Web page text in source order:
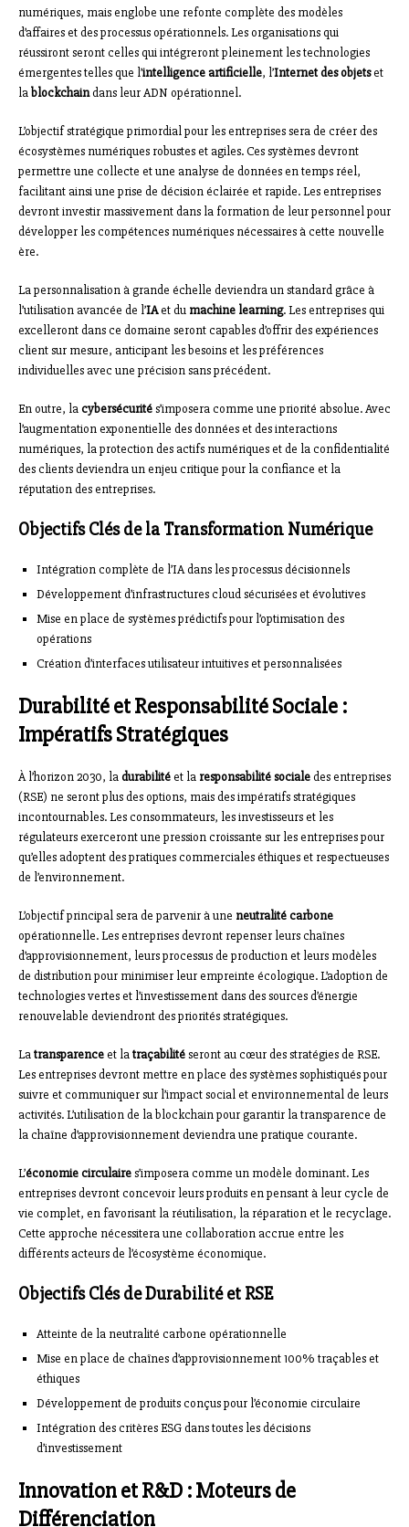
numériques, mais englobe une refonte complète des modèles
d’affaires et des processus opérationnels. Les organisations qui
réussiront seront celles qui intégreront pleinement les technologies
émergentes telles que l’intelligence artificielle, l’Internet des objetset
lablockchaindans leur ADN opérationnel.
L’objectif stratégique primordial pour les entreprises sera de créer des
écosystèmes numériques robustes et agiles. Ces systèmes devront
permettre une collecte et une analyse de données en temps réel,
facilitant ainsi une prise de décision éclairée et rapide. Les entreprises
devront investir massivement dans la formation de leur personnel pour
développer les compétences numériques nécessaires à cette nouvelle
ère.
La personnalisation à grande échelle deviendra un standard grâce à
l’utilisation avancée de l’IAet du machine learning. Les entreprises qui
excelleront dans ce domaine seront capables d’offrir des expériences
client sur mesure, anticipant les besoins et les préférences
individuelles avec une précision sans précédent.
En outre, lacybersécurités’imposera comme une priorité absolue. Avec
l’augmentation exponentielle des données et des interactions
numériques, la protection des actifs numériques et de la confidentialité
des clients deviendra un enjeu critique pour la confiance et la
réputation des entreprises.
Objectifs Clés de la Transformation Numérique
Intégration complète de l’IA dans les processus décisionnels
Développement d’infrastructures cloud sécurisées et évolutives
Mise en place de systèmes prédictifs pour l’optimisation des
opérations
Création d’interfaces utilisateur intuitives et personnalisées
Durabilité et Responsabilité Sociale :
Impératifs Stratégiques
À l’horizon 2030, ladurabilitéet la responsabilité socialedes entreprises
(RSE) ne seront plus des options, mais des impératifs stratégiques
incontournables. Les consommateurs, les investisseurs et les
régulateurs exerceront une pression croissante sur les entreprises pour
qu’elles adoptent des pratiques commerciales éthiques et respectueuses
de l’environnement.
L’objectif principal sera de parvenir à une neutralité carbone
opérationnelle. Les entreprises devront repenser leurs chaînes
d’approvisionnement, leurs processus de production et leurs modèles
de distribution pour minimiser leur empreinte écologique. L’adoption de
technologies vertes et l’investissement dans des sources d’énergie
renouvelable deviendront des priorités stratégiques.
Latransparenceet latraçabilitéseront au cœur des stratégies de RSE.
Les entreprises devront mettre en place des systèmes sophistiqués pour
suivre et communiquer sur l’impact social et environnemental de leurs
activités. L’utilisation de la blockchain pour garantir la transparence de
la chaîne d’approvisionnement deviendra une pratique courante.
L’économie circulaires’imposera comme un modèle dominant. Les
entreprises devront concevoir leurs produits en pensant à leur cycle de
vie complet, en favorisant la réutilisation, la réparation et le recyclage.
Cette approche nécessitera une collaboration accrue entre les
différents acteurs de l’écosystème économique.
Objectifs Clés de Durabilité et RSE
Atteinte de la neutralité carbone opérationnelle
Mise en place de chaînes d’approvisionnement 100% traçables et
éthiques
Développement de produits conçus pour l’économie circulaire
Intégration des critères ESG dans toutes les décisions
d’investissement
Innovation et R&D : Moteurs de
Différenciation